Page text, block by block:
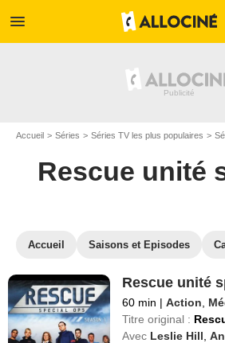
menu
Accueil Séries Séries TV les plus populaires
Rescue unité
Accueil Saisons et Episodes
Rescue unité
60 min | Action
Titre original :
Avec Leslie Hill ,